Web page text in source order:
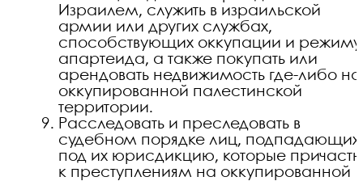
Израилем, служить в израильской
армии или других службах,
способствующих оккупации и режиму
апартеида, а также покупать или
арендовать недвижимость где-либо на
оккупированной палестинской
территории.
Расследовать и преследовать в
судебном порядке лиц, подпадающих
под их юрисдикцию, которые
к преступлениям на оккупированной